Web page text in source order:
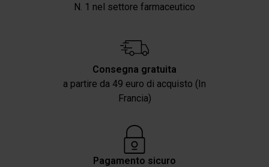
N. 1 nel settore farmaceutico
Consegna gratuita
a partire da 49 euro di acquisto (In
Francia)
Pagamento sicuro